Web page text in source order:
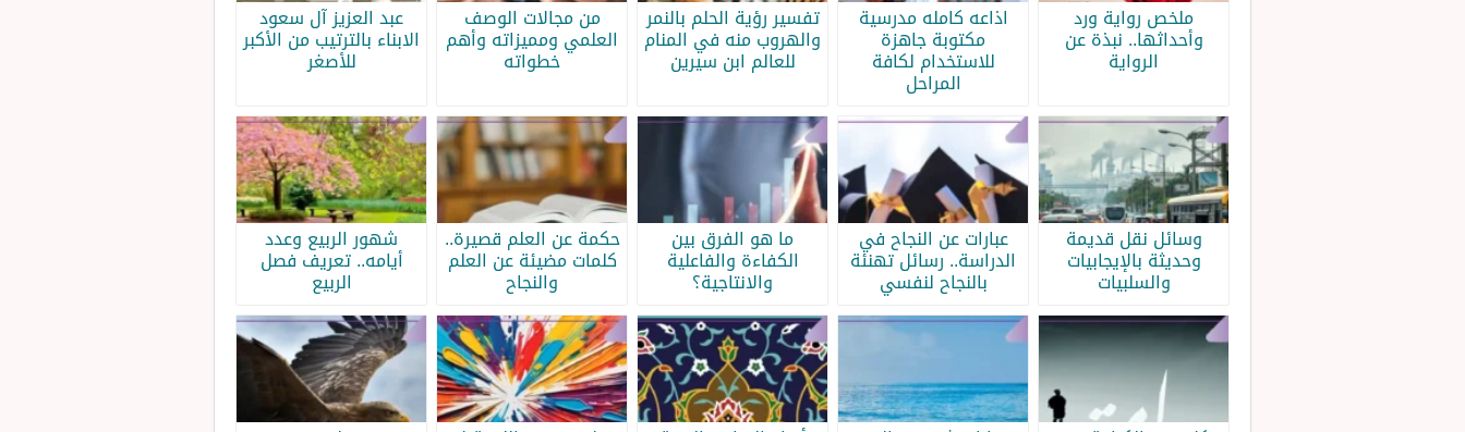
ملخص رواية ورد
وأحداثها.. نبذة عن
الرواية
اذاعه كامله مدرسية
مكتوبة جاهزة
للاستخدام لكافة
المراحل
تفسير رؤية الحلم بالنمر
والهروب منه في المنام
للعالم ابن سيرين
من مجالات الوصف
العلمي ومميزاته وأهم
خطواته
عبد العزيز آل سعود
الابناء بالترتيب من الأكبر
للأصغر
وسائل نقل قديمة
وحديثة بالإيجابيات
والسلبيات
عبارات عن النجاح في
الدراسة.. رسائل تهنئة
بالنجاح لنفسي
ما هو الفرق بين
الكفاءة والفاعلية
والانتاجية؟
حكمة عن العلم قصيرة..
كلمات مضيئة عن العلم
والنجاح
شهور الربيع وعدد
أيامه.. تعريف فصل
الربيع